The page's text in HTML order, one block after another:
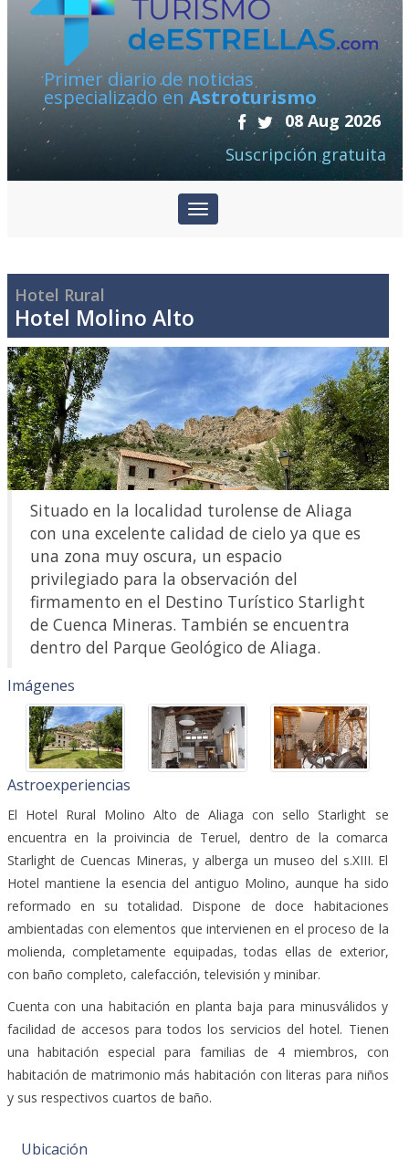
Primer diario de noticias
especializado en Astroturismo
08 Aug 2026
Suscripción gratuita
Hotel Rural
Hotel Molino Alto
Situado en la localidad turolense de Aliaga
con una excelente calidad de cielo ya que es
una zona muy oscura, un espacio
privilegiado para la observación del
firmamento en el Destino Turístico Starlight
de Cuenca Mineras. También se encuentra
dentro del Parque Geológico de Aliaga.
Imágenes
Astroexperiencias
El Hotel Rural Molino Alto de Aliaga con sello Starlight se
encuentra en la proivincia de Teruel, dentro de la comarca
Starlight de Cuencas Mineras, y alberga un museo del s.XIII. El
Hotel mantiene la esencia del antiguo Molino, aunque ha sido
reformado en su totalidad. Dispone de doce habitaciones
ambientadas con elementos que intervienen en el proceso de la
molienda, completamente equipadas, todas ellas de exterior,
con baño completo, calefacción, televisión y minibar.
Cuenta con una habitación en planta baja para minusválidos y
facilidad de accesos para todos los servicios del hotel. Tienen
una habitación especial para familias de 4 miembros, con
habitación de matrimonio más habitación con literas para niños
y sus respectivos cuartos de baño.
Ubicación